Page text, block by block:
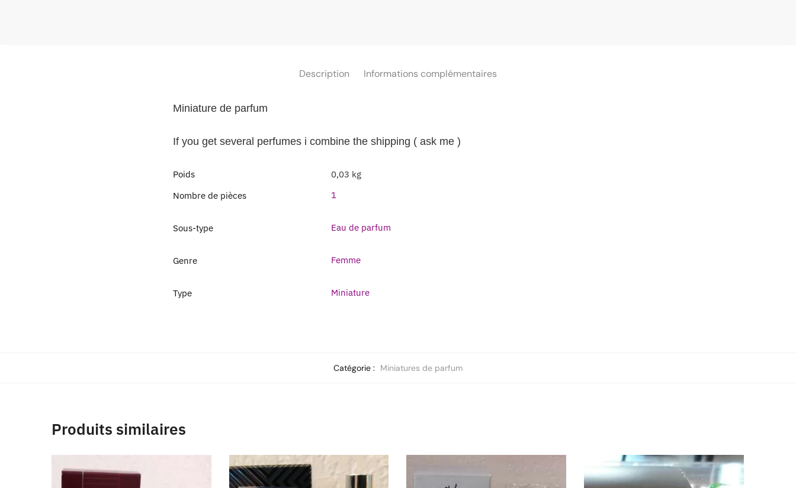
Description Informations complémentaires
Miniature de parfum
If you get several perfumes i combine the shipping ( ask me )
Poids
0,03 kg
Nombre de pièces
1
Sous-type Eau de parfum
Genre Femme
Type Miniature
Catégorie : Miniatures de parfum
Produits similaires